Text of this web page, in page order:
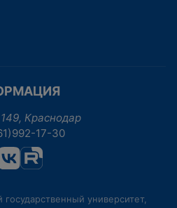
Краснодар
17-30
университет,